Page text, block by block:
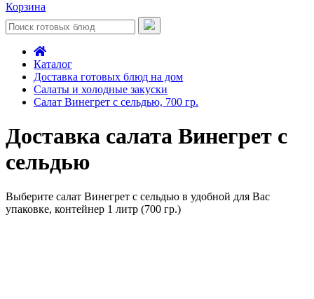
Корзина
Каталог
Доставка готовых блюд на дом
Салаты и холодные закуски
Салат Винегрет с сельдью, 700 гр.
Доставка салата Винегрет с
сельдью
Выберите салат Винегрет с сельдью в удобной для Вас
упаковке, контейнер 1 литр (700 гр.)